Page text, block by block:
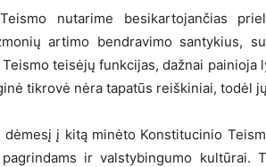
nutarime besikartojančias
artimo bendravimo santykius,
teisėjų funkcijas, dažnai painioja
tikrovė nėra tapatūs reiškiniai, todėl
į kitą minėto Konstitucinio
ir valstybingumo kultūrai.